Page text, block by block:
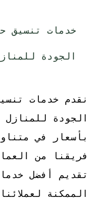
خدمات تنسيق
الجودة
نقدم خدمات
الجودة للمنازل
بأسعار في
فريقنا من
تقديم أفضل
الممكنة